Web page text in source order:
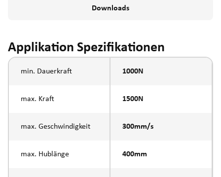
Downloads
Applikation Spezifikationen
min. Dauerkraft 1000N
max. Kraft 1500N
max. Geschwindigkeit 300mm/s
max. Hublänge 400mm